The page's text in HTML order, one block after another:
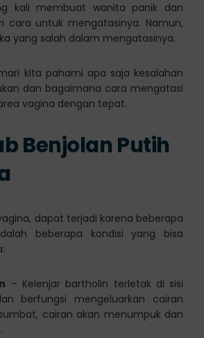
kali membuat wanita panik dan
cara untuk mengatasinya. Namun,
yang salah dalam mengatasinya.
kita pahami apa saja kesalahan
dan bagaimana cara mengatasi
vagina dengan tepat.
Benjolan Putih
dapat terjadi karena beberapa
beberapa kondisi yang bisa
– Kelenjar bartholin terletak di sisi
berfungsi mengeluarkan cairan
cairan akan menumpuk dan